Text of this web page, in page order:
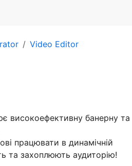
Video Editor
високоефективну банерну та
працювати в динамічній
та захоплюють аудиторію!